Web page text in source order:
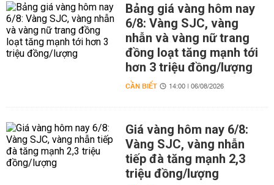
Bảng giá vàng hôm nay
6/8: Vàng SJC, vàng
nhẫn và vàng nữ trang
đồng loạt tăng mạnh tới
hơn 3 triệu đồng/lượng
CẦN BIẾT 14:00 | 06/08/2026
Giá vàng hôm nay 6/8:
Vàng SJC, vàng nhẫn
tiếp đà tăng mạnh 2,3
triệu đồng/lượng